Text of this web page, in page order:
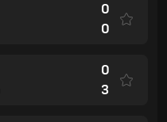
0
0
0
3